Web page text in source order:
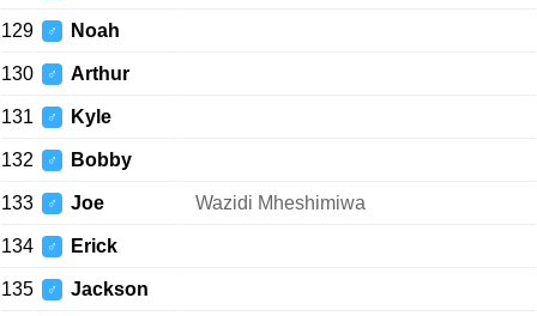
129 ♂ Noah
130 ♂ Arthur
131 ♂ Kyle
132 ♂ Bobby
133 ♂ Joe Wazidi Mheshimiwa
134 ♂ Erick
135 ♂ Jackson